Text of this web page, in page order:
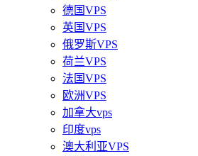
德国VPS
英国VPS
俄罗斯VPS
荷兰VPS
法国VPS
欧洲VPS
加拿大vps
印度vps
澳大利亚VPS